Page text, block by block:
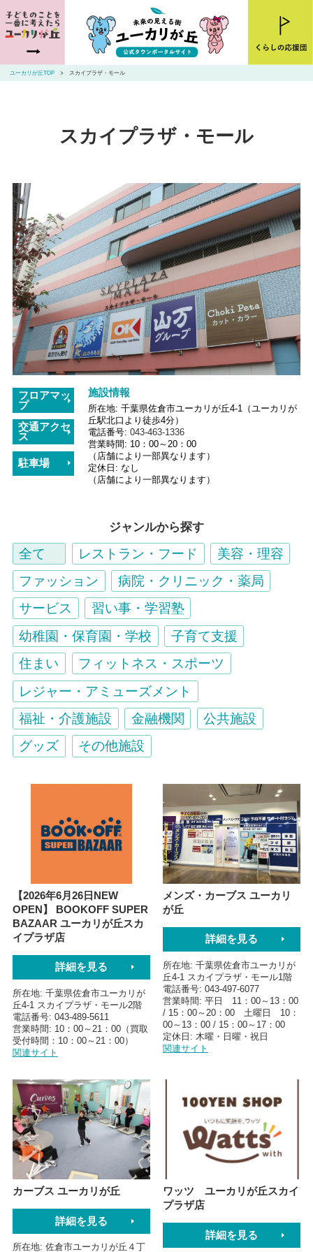
ユーカリが丘とは
ニュース
住まいを探す
山万ユーカリが丘線・こあらバス
お問い合わせ
ユーカリが丘TOP スカイプラザ・モール
スカイプラザ・モール
フロアマッ
プ
交通アクセ
ス
駐車場
施設情報
所在地 千葉県佐倉市ユーカリが丘4-1（ユーカリが
丘駅北口より徒歩4分）
電話番号 043-463-1336
営業時間
10：00～20：00
（店舗により一部異なります）
定休日
なし
（店舗により一部異なります）
ジャンルから探す
全て レストラン・フード
美容・理容
ファッション
病院・クリニック・薬局
サービス
習い事・学習塾
幼稚園・保育園・学校
子育て支援
住まい
フィットネス・スポーツ
レジャー・アミューズメント
福祉・介護施設
金融機関
公共施設
グッズ
その他施設
【2026年6月26日NEW
OPEN】 BOOKOFF SUPER
BAZAAR ユーカリが丘スカ
イプラザ店
詳細を見る
所在地 千葉県佐倉市ユーカリが
丘4-1 スカイプラザ・モール2階
電話番号 043-489-5611
営業時間
10：00～21：00（買取
受付時間：10：00～21：00）
関連サイト
メンズ・カーブス ユーカリ
が丘
詳細を見る
所在地 千葉県佐倉市ユーカリが
丘4-1 スカイプラザ・モール1階
電話番号 043-497-6077
営業時間
平日 11：00～13：00
/ 15：00～20：00 土曜日 10：
00～13：00 / 15：00～17：00
定休日
木曜・日曜・祝日
関連サイト
カーブス ユーカリが丘
詳細を見る
所在地 佐倉市ユーカリが丘４丁
ワッツ ユーカリが丘スカイ
プラザ店
詳細を見る